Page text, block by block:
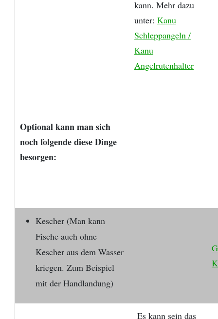
kann. Mehr dazu
unter: Kanu
Schleppangeln /
Kanu
Angelrutenhalter
Optional kann man sich
noch folgende diese Dinge
besorgen:
Kescher (Man kann
Fische auch ohne
Kescher aus dem Wasser
kriegen. Zum Beispiel
mit der Handlandung)
Es kann sein das